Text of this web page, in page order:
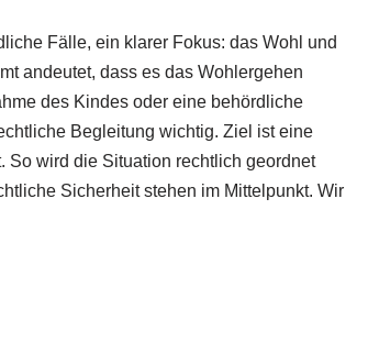
Fälle, ein klarer Fokus: das Wohl und
andeutet, dass es das Wohlergehen
des Kindes oder eine behördliche
Begleitung wichtig. Ziel ist eine
wird die Situation rechtlich geordnet
Sicherheit stehen im Mittelpunkt. Wir